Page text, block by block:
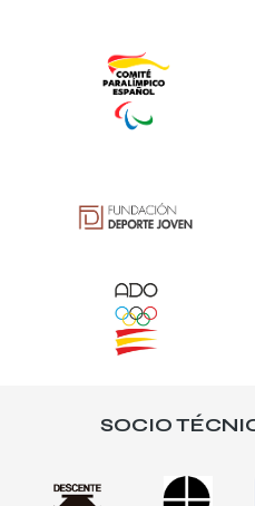
SOCIO